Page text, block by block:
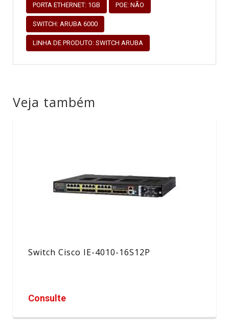
PORTA ETHERNET: 1GB POE: NÃO
SWITCH: ARUBA 6000
LINHA DE PRODUTO: SWITCH ARUBA
Veja também
Switch Cisco IE-4010-16S12P
Consulte